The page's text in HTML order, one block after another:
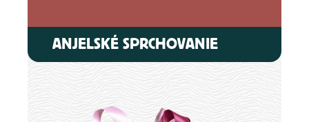
ANJELSKÉ SPRCHOVANIE